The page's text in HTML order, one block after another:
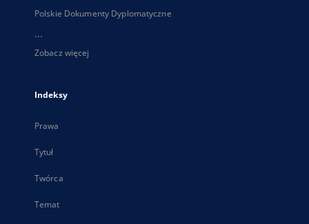
Polskie Dokumenty Dyplomatyczne
...
Zobacz więcej
Indeksy
Prawa
Tytuł
Twórca
Temat